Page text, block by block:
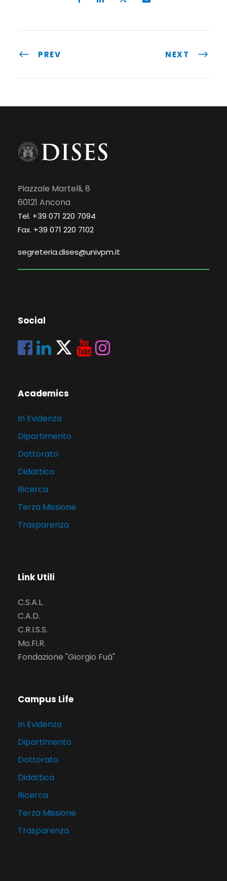
PREV NEXT
Piazzale Martelli, 8
60121 Ancona
Tel. +39 071 220 7094
Fax. +39 071 220 7102
segreteria.dises@univpm.it
Social
Academics
In Evidenza
Dipartimento
Dottorato
Didattica
Ricerca
Terza Missione
Trasparenza
Link Utili
C.S.A.L.
C.A.D.
C.R.I.S.S.
Mo.Fi.R.
Fondazione "Giorgio Fuà"
Campus Life
In Evidenza
Dipartimento
Dottorato
Didattica
Ricerca
Terza Missione
Trasparenza